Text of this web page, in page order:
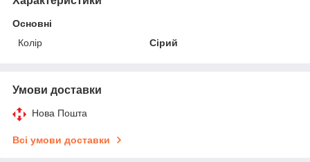
Основні
Колір
Сірий
Умови доставки
Нова Пошта
Всі умови доставки